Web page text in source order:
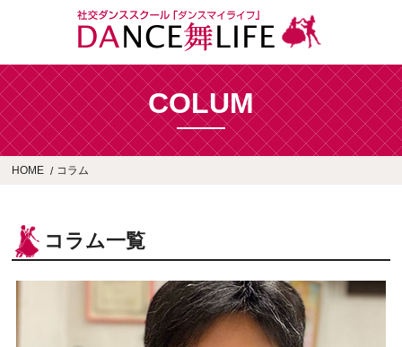
COLUM
HOME コラム
コラム一覧